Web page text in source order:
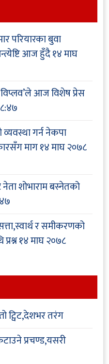
परियारका बुवा
आज हुँदै१४ माघ
आज विशेष प्रेस
गर्न नेकपा
माग१४ माघ २०७८
शोभाराम बस्नेतको
र समीकरणको
१४ माघ २०७८
ट्विट,देशभर तरंग
प्रचण्ड,यसरी